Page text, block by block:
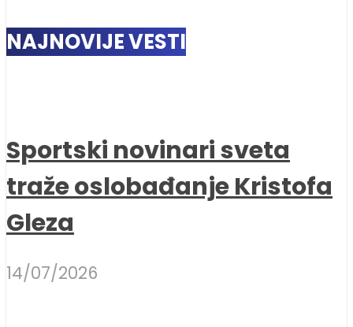
NAJNOVIJE VESTI
Sportski novinari sveta
traže oslobađanje Kristofa
Gleza
14/07/2026